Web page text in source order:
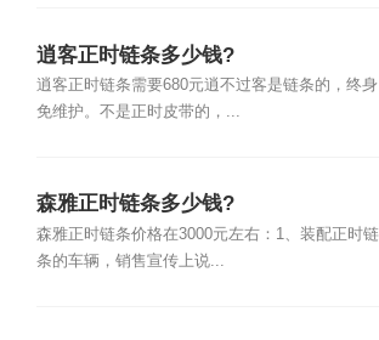
逍客正时链条多少钱?
逍客正时链条需要680元逍不过客是链条的，终身
免维护。不是正时皮带的，...
森雅正时链条多少钱?
森雅正时链条价格在3000元左右：1、装配正时链
条的车辆，销售宣传上说...